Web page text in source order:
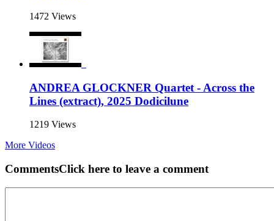
1472 Views
ANDREA GLOCKNER Quartet - Across the
Lines (extract), 2025 Dodicilune
1219 Views
More Videos
CommentsClick here to leave a comment